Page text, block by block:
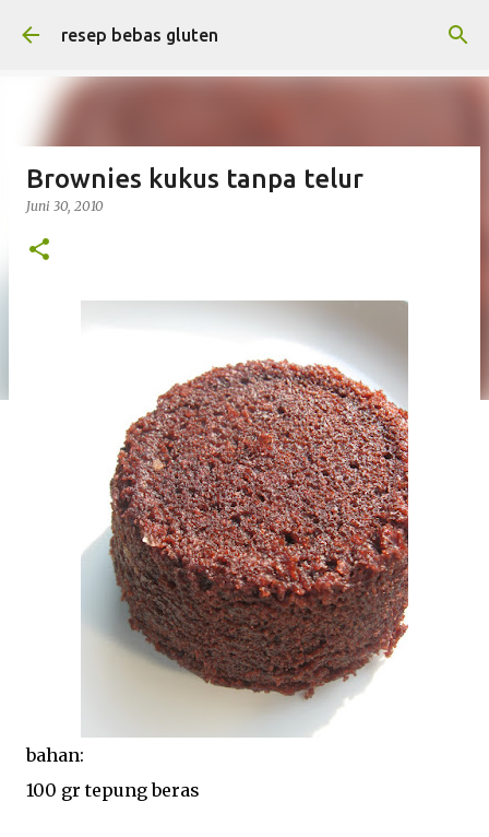
Langsung ke konten utama
resep bebas gluten
Brownies kukus tanpa telur
Juni 30, 2010
bahan:
100 gr tepung beras